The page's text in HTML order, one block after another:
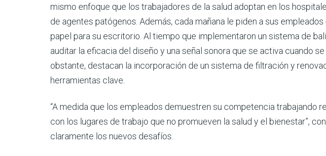
mismo enfoque que los trabajadores de la salud adoptan en los
de agentes patógenos. Además, cada mañana le piden a sus
papel para su escritorio. Al tiempo que implementaron un sistema de
auditar la eficacia del diseño y una señal sonora que se activa cuando
obstante, destacan la incorporación de un sistema de filtración y
herramientas clave.
“A medida que los empleados demuestren su competencia trabajando
con los lugares de trabajo que no promueven la salud y el bienestar”,
claramente los nuevos desafíos.